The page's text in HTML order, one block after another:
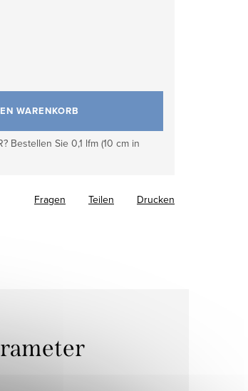
WARENKORB
Bestellen Sie 0,1 lfm (10 cm in
Drucken
Fragen Teilen